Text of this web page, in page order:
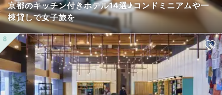
京都のキッチン付きホテル14選♪コンドミニアムや一
棟貸しで女子旅を